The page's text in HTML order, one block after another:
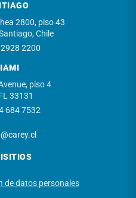
2800, piso 43
Chile
2200
piso 4
33131
684 7532
de datos personales